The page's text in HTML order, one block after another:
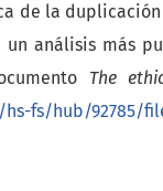
de la
un análisis más
The
fs/hub/92785/